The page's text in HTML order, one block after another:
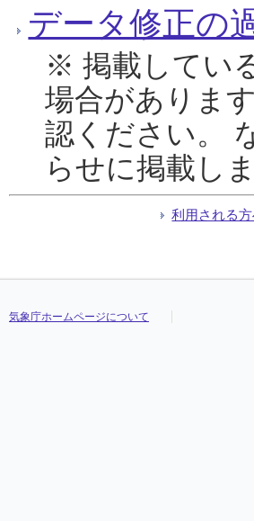
データ修正の
※ 掲載してい
場合がありま
認ください。
らせに掲載しま
利用される
気象庁ホームページについて